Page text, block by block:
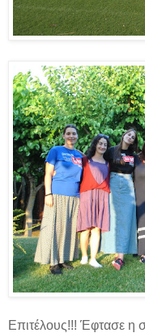
Επιτέλους!!! Έφτασε η